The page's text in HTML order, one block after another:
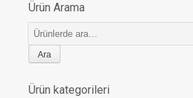
Ürün Arama
Ara:
Ürün kategorileri